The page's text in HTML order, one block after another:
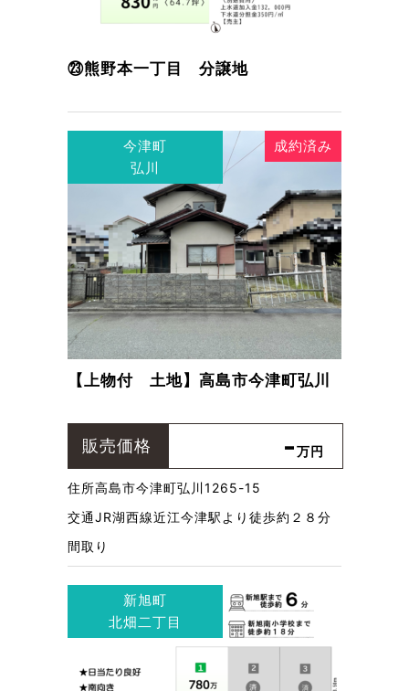
㉓熊野本一丁目 分譲地
今津町
弘川
成約済み
【上物付 土地】高島市今津町弘川
販売価格 -万円
住所高島市今津町弘川1265-15
交通JR湖西線近江今津駅より徒歩約２８分
間取り
新旭町
北畑二丁目